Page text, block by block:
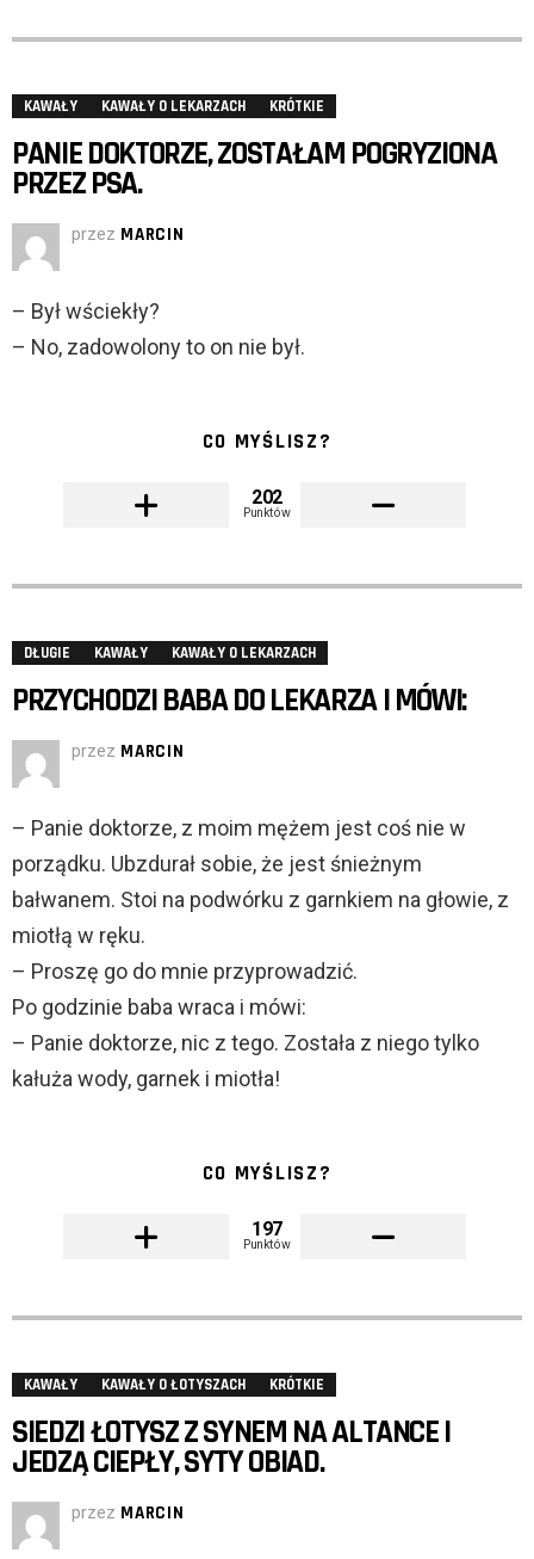
KAWAŁY KAWAŁY O LEKARZACH KRÓTKIE
PANIE DOKTORZE, ZOSTAŁAM POGRYZIONA
PRZEZ PSA.
przez MARCIN
– Był wściekły?
– No, zadowolony to on nie był.
CO MYŚLISZ?
202
Punktów
DŁUGIE KAWAŁY KAWAŁY O LEKARZACH
PRZYCHODZI BABA DO LEKARZA I MÓWI:
przez MARCIN
– Panie doktorze, z moim mężem jest coś nie w
porządku. Ubzdurał sobie, że jest śnieżnym
bałwanem. Stoi na podwórku z garnkiem na głowie, z
miotłą w ręku.
– Proszę go do mnie przyprowadzić.
Po godzinie baba wraca i mówi:
– Panie doktorze, nic z tego. Została z niego tylko
kałuża wody, garnek i miotła!
CO MYŚLISZ?
197
Punktów
KAWAŁY KAWAŁY O ŁOTYSZACH KRÓTKIE
SIEDZI ŁOTYSZ Z SYNEM NA ALTANCE I
JEDZĄ CIEPŁY, SYTY OBIAD.
przez MARCIN